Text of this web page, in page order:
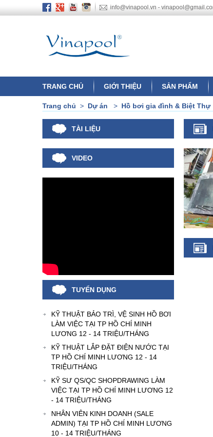
info@vinapool.vn -
TRANG CHỦ GIỚI THIỆU SẢN PHẨM
Trang chủ > Dự án > Hồ bơi gia đình & Biệt Thự
TÀI LIỆU
VIDEO
TUYỂN DỤNG
KỸ THUẬT BẢO TRÌ, VỆ SINH HỒ BƠI
LÀM VIỆC TẠI TP HỒ CHÍ MINH
LƯƠNG 12 - 14 TRIỆU/THÁNG
KỸ THUẬT LẮP ĐẶT ĐIỆN NƯỚC TẠI
TP HỒ CHÍ MINH LƯƠNG 12 - 14
TRIỆU/THÁNG
KỸ SƯ QS/QC SHOPDRAWING LÀM
VIỆC TẠI TP HỒ CHÍ MINH LƯƠNG 12
- 14 TRIỆU/THÁNG
NHÂN VIÊN KINH DOANH (SALE
ADMIN) TẠI TP HỒ CHÍ MINH LƯƠNG
10 - 14 TRIỆU/THÁNG